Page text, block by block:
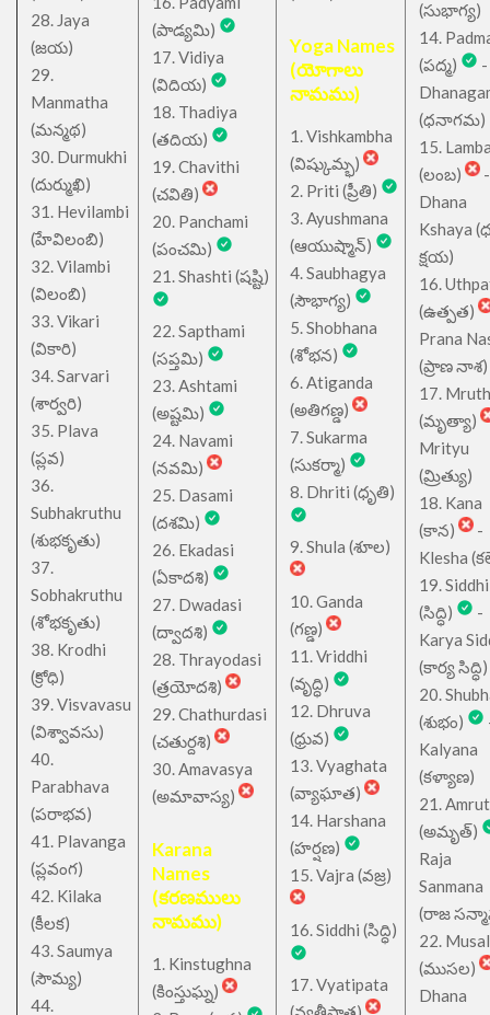
28. Jaya
(జయ)
29.
Manmatha
(మన్మథ)
30. Durmukhi
(దుర్ముఖి)
31. Hevilambi
(హేవిలంబి)
32. Vilambi
(విలంబి)
33. Vikari
(వికారి)
34. Sarvari
(శార్వరి)
35. Plava
(ప్లవ)
36.
Subhakruthu
(శుభకృతు)
37.
Sobhakruthu
(శోభకృతు)
38. Krodhi
(క్రోధి)
39. Visvavasu
(విశ్వావసు)
40.
Parabhava
(పరాభవ)
41. Plavanga
(ప్లవంగ)
42. Kilaka
(కీలక)
43. Saumya
(సౌమ్య)
44.
(పాడ్యమి)
17. Vidiya
(విదియ)
18. Thadiya
(తదియ)
19. Chavithi
(చవితి)
20. Panchami
(పంచమి)
21. Shashti (షష్టి)
22. Sapthami
(సప్తమి)
23. Ashtami
(అష్టమి)
24. Navami
(నవమి)
25. Dasami
(దశమి)
26. Ekadasi
(ఏకాదశి)
27. Dwadasi
(ద్వాదశి)
28. Thrayodasi
(త్రయోదశి)
29. Chathurdasi
(చతుర్దశి)
30. Amavasya
(అమావాస్య)
Karana
Names
(కరణములు
నామము)
1. Kinstughna
(కింస్తుఘ్న)
Yoga Names
(యోగాలు
నామము)
1. Vishkambha
(విష్కుమ్భ)
2. Priti (ప్రీతి)
3. Ayushmana
(ఆయుష్మాన్)
4. Saubhagya
(సౌభాగ్య)
5. Shobhana
(శోభన)
6. Atiganda
(అతిగణ్డ)
7. Sukarma
(సుకర్మా)
8. Dhriti (ధృతి)
9. Shula (శూల)
10. Ganda
(గణ్డ)
11. Vriddhi
(వృద్ధి)
12. Dhruva
(ధ్రువ)
13. Vyaghata
(వ్యాఘాత)
14. Harshana
(హర్షణ)
15. Vajra (వజ్ర)
16. Siddhi (సిద్ధి)
17. Vyatipata
(సుభాగ్య)
14.
(పద్మ)
-
(ధనాగమ)
15.
(లంబ)
-
Dhana
Kshaya
క్షయ)
16.
(ఉత్పత)
Prana
(ప్రాణ నాశ)
17.
(మృత్యా)
Mrityu
(మ్రిత్యు)
18. Kana
(కాన)
-
Klesha
19. Siddhi
(సిద్ధి)
-
Karya
(కార్య సిద్ధి)
20.
(శుభం)
Kalyana
(కళ్యాణ)
21.
(అమృత్)
Raja
Sanmana
(రాజ
22.
(ముసల)
Dhana